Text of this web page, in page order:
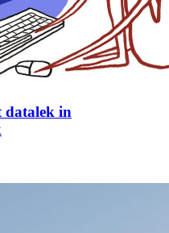
datalek in